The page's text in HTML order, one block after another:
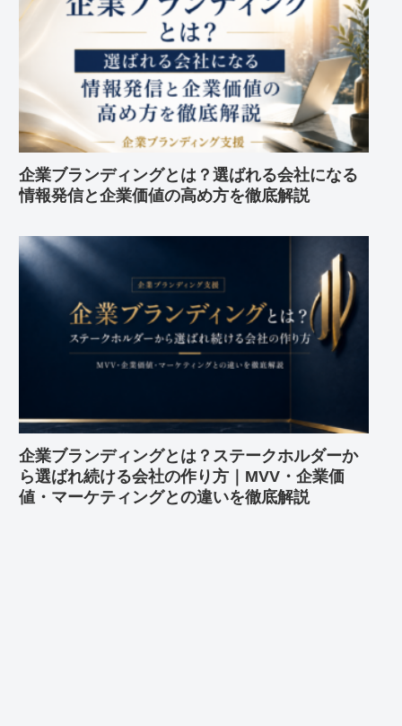
企業ブランディングとは？選ばれる会社になる
情報発信と企業価値の高め方を徹底解説
企業ブランディングとは？ステークホルダーか
ら選ばれ続ける会社の作り方｜MVV・企業価
値・マーケティングとの違いを徹底解説